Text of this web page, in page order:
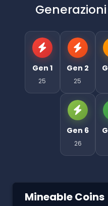
Gen 1
25
Gen 2
25
Gen 6
26
Mineable Coins